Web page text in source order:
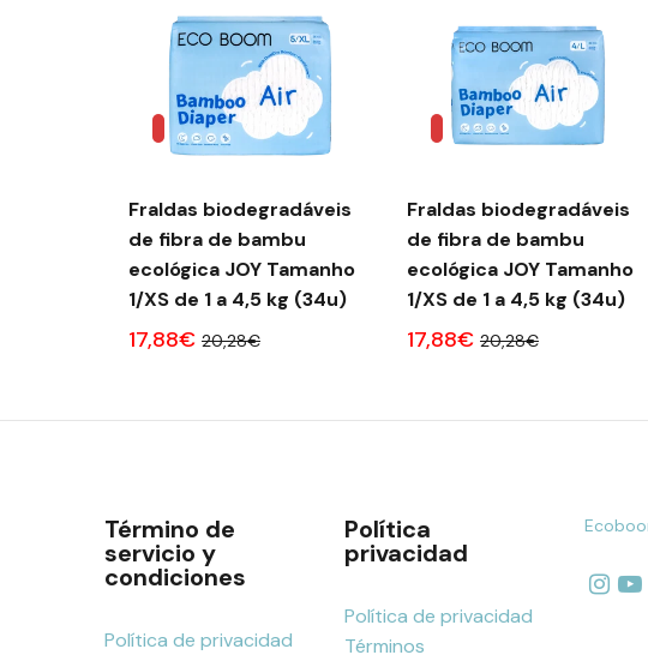
Fraldas biodegradáveis ​​
de fibra de bambu
ecológica JOY Tamanho
1/XS de 1 a 4,5 kg (34u)
17,88€ 20,28€
Fraldas biodegradáveis ​​
de fibra de bambu
ecológica JOY Tamanho
1/XS de 1 a 4,5 kg (34u)
17,88€ 20,28€
Término de
servicio y
condiciones
Política de privacidad
Política
privacidad
Política de privacidad
Términos